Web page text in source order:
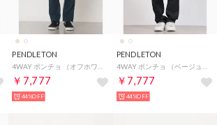
PENDLETON
￥7,777
44%OFF
PENDLETON
￥7,777
44%OFF